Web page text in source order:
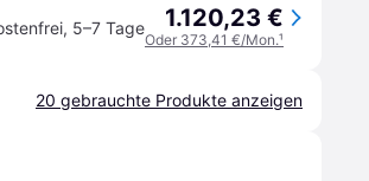
, 5–7 Tage 1.120,23 €
Oder 373,41 €/Mon.¹
20 gebrauchte Produkte anzeigen